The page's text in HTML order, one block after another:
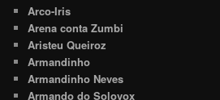
Arco-Iris
Arena conta Zumbi
Aristeu Queiroz
Armandinho
Armandinho Neves
Armando do Solovox